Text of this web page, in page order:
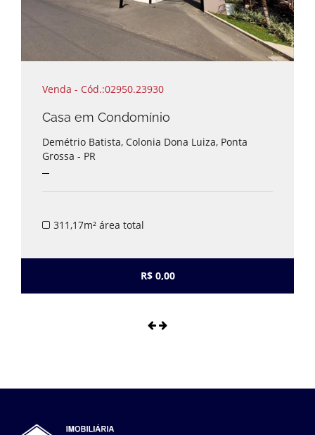
Venda - Cód.:02950.23930
Casa em Condomínio
Demétrio Batista, Colonia Dona Luiza, Ponta
Grossa - PR
311,17m² área total
R$ 0,00